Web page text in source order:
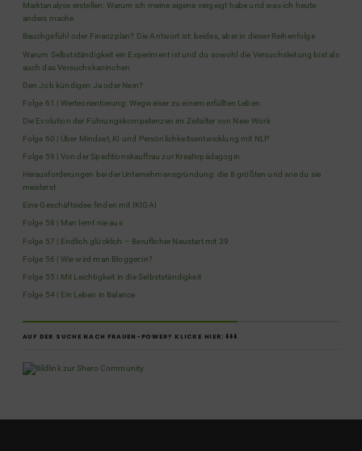
Marktanalyse erstellen: Warum ich meine eigene vergeigt habe und was ich heute
anders mache
Bauchgefühl oder Finanzplan? Die Antwort ist: beides, aber in dieser Reihenfolge
Warum Selbstständigkeit ein Experiment ist und du sowohl die Versuchsleitung bist als
auch das Versuchskaninchen
Den Job kündigen Ja oder Nein?
Folge 61 | Werteorientierung: Wegweiser zu einem erfüllten Leben
Die Evolution der Führungskompetenzen im Zeitalter von New Work
Folge 60 | Über Mindset, KI und Persönlichkeitsentwicklung mit NLP
Folge 59 | Von der Speditionskauffrau zur Kreativpädagogin
Herausforderungen bei der Unternehmensgründung: die 8 größten und wie du sie
meisterst
Eine Geschäftsidee finden mit IKIGAI
Folge 58 | Man lernt nie aus
Folge 57 | Endlich glücklich – Beruflicher Neustart mit 39
Folge 56 | Wie wird man Blogger:in?
Folge 55 | Mit Leichtigkeit in die Selbstständigkeit
Folge 54 | Ein Leben in Balance
AUF DER SUCHE NACH FRAUEN-POWER? KLICKE HIER: ⬇️⬇️⬇️